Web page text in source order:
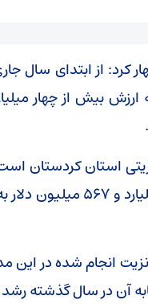
کرد: از ابتدای سال
میلیون و ۶۹۰ تن به ارزش